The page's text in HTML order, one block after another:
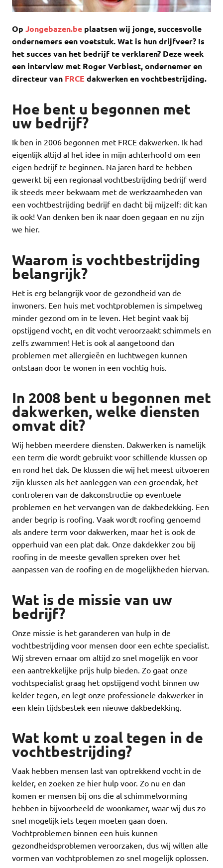
Op Jongebazen.be plaatsen wij jonge, succesvolle
ondernemers een voetstuk. Wat is hun drijfveer? Is
het succes van het bedrijf te verklaren? Deze week
een interview met Roger Verbiest, ondernemer en
directeur van FRCEdakwerken en vochtbestrijding.
Hoe bent u begonnen met
uw bedrijf?
Ik ben in 2006 begonnen met FRCE dakwerken. Ik had
eigenlijk altijd al het idee in mijn achterhoofd om een
eigen bedrijf te beginnen. Na jaren hard te hebben
gewerkt bij een regionaal vochtbestrijding bedrijf werd
ik steeds meer bekwaam met de werkzaamheden van
een vochtbestrijding bedrijf en dacht bij mijzelf: dit kan
ik ook! Van denken ben ik naar doen gegaan en nu zijn
we hier.
Waarom is vochtbestrijding
belangrijk?
Het is erg belangrijk voor de gezondheid van de
inwoners. Een huis met vochtproblemen is simpelweg
minder gezond om in te leven. Het begint vaak bij
opstijgend vocht, en dit vocht veroorzaakt schimmels en
zelfs zwammen! Het is ook al aangetoond dan
problemen met allergieën en luchtwegen kunnen
ontstaan door te wonen in een vochtig huis.
In 2008 bent u begonnen met
dakwerken, welke diensten
omvat dit?
Wij hebben meerdere diensten. Dakwerken is namelijk
een term die wordt gebruikt voor schillende klussen op
en rond het dak. De klussen die wij het meest uitvoeren
zijn klussen als het aanleggen van een groendak, het
controleren van de dakconstructie op eventuele
problemen en het vervangen van de dakbedekking. Een
ander begrip is roofing. Vaak wordt roofing genoemd
als andere term voor dakwerken, maar het is ook de
opperhuid van een plat dak. Onze dakdekker zou bij
roofing in de meeste gevallen spreken over het
aanpassen van de roofing en de mogelijkheden hiervan.
Wat is de missie van uw
bedrijf?
Onze missie is het garanderen van hulp in de
vochtbestrijding voor mensen door een echte specialist.
Wij streven ernaar om altijd zo snel mogelijk en voor
een aantrekkelijke prijs hulp bieden. Zo gaat onze
vochtspecialist graag het opstijgend vocht binnen uw
kelder tegen, en legt onze professionele dakwerker in
een klein tijdsbestek een nieuwe dakbedekking.
Wat komt u zoal tegen in de
vochtbestrijding?
Vaak hebben mensen last van optrekkend vocht in de
kelder, en zoeken ze hier hulp voor. Zo nu en dan
komen er mensen bij ons die al schimmelvorming
hebben in bijvoorbeeld de woonkamer, waar wij dus zo
snel mogelijk iets tegen moeten gaan doen.
Vochtproblemen binnen een huis kunnen
gezondheidsproblemen veroorzaken, dus wij willen alle
vormen van vochtproblemen zo snel mogelijk oplossen.